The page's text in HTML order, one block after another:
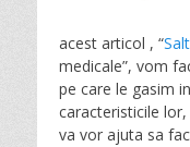
acest articol , “
medicale”, vom
pe care le gasim
caracteristicile
va vor ajuta sa